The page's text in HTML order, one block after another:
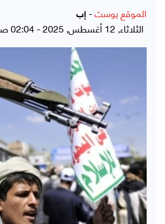
الموقع بوست- إب
الثلاثاء, 12 أغسطس, 2025 - 02:04 صباحاً